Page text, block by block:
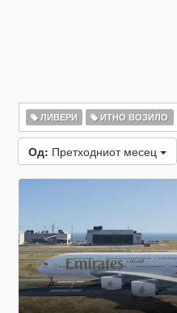
ЛИВЕРИ ИТНО ВОЗИЛО
Од: Претходниот месец